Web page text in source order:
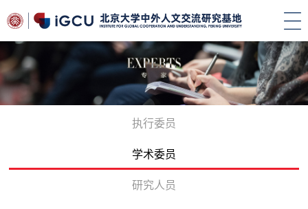
执行委员
学术委员
研究人员